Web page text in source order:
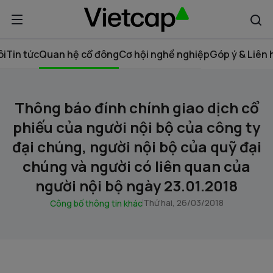
Tin tứcQuan hệ cổ đôngCơ hội nghề nghiệpGóp ý & Liên
Thông báo đính chính giao dịch cổ
phiếu của người nội bộ của công ty
đại chúng, người nội bộ của quỹ đại
chúng và người có liên quan của
người nội bộ ngày 23.01.2018
Công bố thông tin khácThứ hai, 26/03/2018